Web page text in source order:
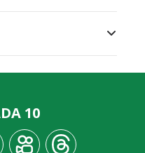
10